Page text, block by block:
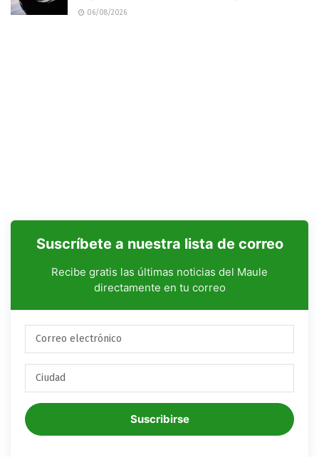
06/08/2026
Suscríbete a nuestra lista de correo
Recibe gratis las últimas noticias del Maule
directamente en tu correo
Suscribirse